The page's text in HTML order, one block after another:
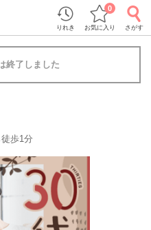
りれき お気に入り
0
さがす
終了しました
歩1分